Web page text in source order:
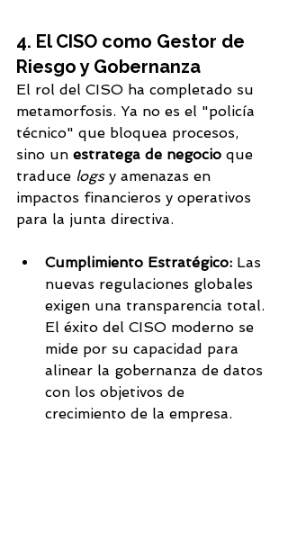
4. El CISO como Gestor de
Riesgo y Gobernanza
El rol del CISO ha completado su
metamorfosis. Ya no es el "policía
técnico" que bloquea procesos,
sino un estratega de negocio que
traduce logs y amenazas en
impactos financieros y operativos
para la junta directiva.
Cumplimiento Estratégico: Las
nuevas regulaciones globales
exigen una transparencia total.
El éxito del CISO moderno se
mide por su capacidad para
alinear la gobernanza de datos
con los objetivos de
crecimiento de la empresa.